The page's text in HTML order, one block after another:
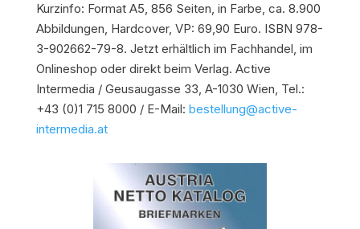
Kurzinfo: Format A5, 856 Seiten, in Farbe, ca. 8.900
Abbildungen, Hardcover, VP: 69,90 Euro. ISBN 978-
3-902662-79-8. Jetzt erhältlich im Fachhandel, im
Onlineshop oder direkt beim Verlag. Active
Intermedia / Geusaugasse 33, A-1030 Wien, Tel.:
+43 (0)1 715 8000 / E-Mail: bestellung@active-
intermedia.at